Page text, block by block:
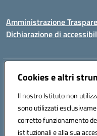
Cookies e altri
Il nostro Istituto non
sono utilizzati
corretto funzionamento
istituzionali e alla sua
Amministrazione
Dichiarazione di
Indirizzo:Via Coniugi Crigna –
Posta elettronica certificata
Codice fiscale: 96012410799
Codice meccanografico: